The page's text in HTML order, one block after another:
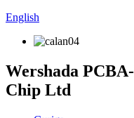
English
Wershada
Chip Ltd